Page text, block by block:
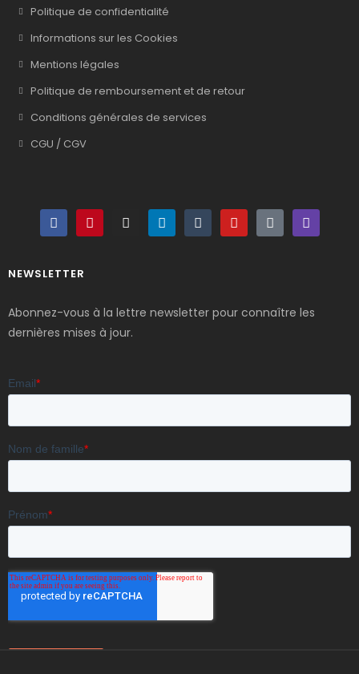
Politique de confidentialité
Informations sur les Cookies
Mentions légales
Politique de remboursement et de retour
Conditions générales de services
CGU / CGV
NEWSLETTER
Abonnez-vous à la lettre newsletter pour connaître les
dernières mises à jour.